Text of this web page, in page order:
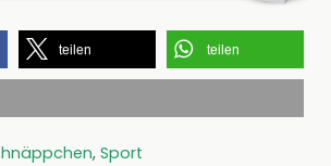
teilen teilen
, Sport